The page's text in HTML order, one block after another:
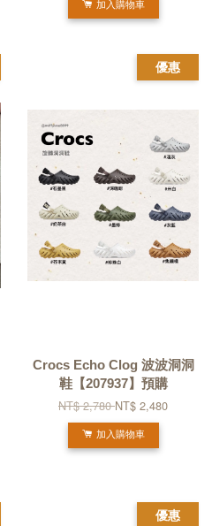
加入購物車
優惠
Crocs Echo Clog 波波洞洞
鞋【207937】預購
NT$ 2,780NT$ 2,480
加入購物車
優惠